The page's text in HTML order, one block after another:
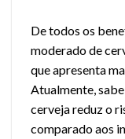
De todos os
moderado de
que apresenta
Atualmente,
cerveja reduz o
comparado aos